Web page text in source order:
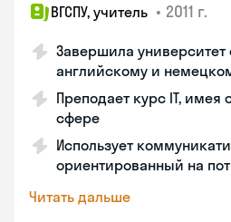
ВГСПУ, учитель • 2011 г.
Завершила университет
английскому и
Преподает курс IT, имея
сфере
Использует
ориентированный на
Читать дальше